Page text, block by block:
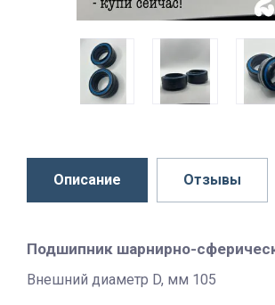
Описание Отзывы
Подшипник шарнирно-
Внешний диаметр D, мм 105